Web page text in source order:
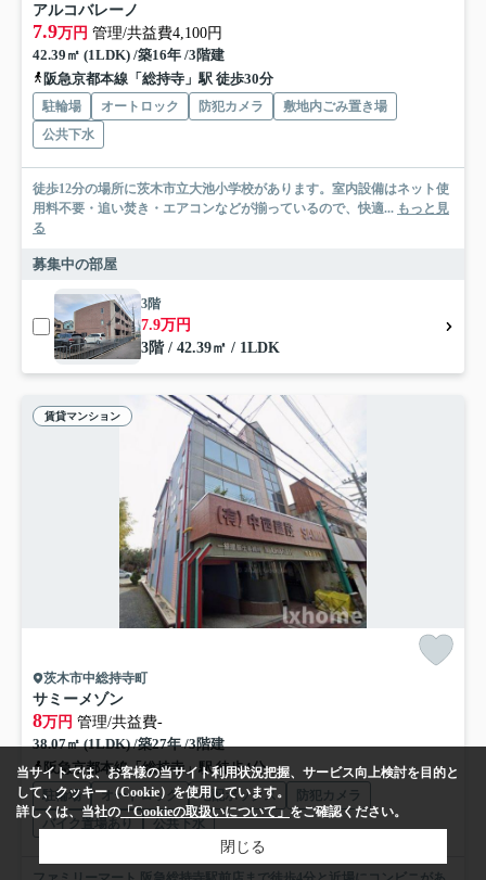
アルコバレーノ
7.9万円 管理/共益費4,100円
42.39㎡ (1LDK) /築16年 /3階建
阪急京都本線「総持寺」駅 徒歩30分
駐輪場 オートロック 防犯カメラ
敷地内ごみ置き場
公共下水
徒歩12分の場所に茨木市立大池小学校があります。室内設備はネット使
用料不要・追い焚き・エアコンなどが揃っているので、快適... もっと見
る
募集中の部屋
3階
7.9万円
3階 / 42.39㎡ / 1LDK
賃貸マンション
茨木市中総持寺町
サミーメゾン
8万円 管理/共益費-
38.07㎡ (1LDK) /築27年 /3階建
阪急京都本線「総持寺」駅 徒歩4分
駐輪場 オートロック 宅配ボックス
防犯カメラ
バイク置場あり
公共下水
当サイトでは、お客様の当サイト利用状況把握、サービス向上検討を目的と
して、クッキー（Cookie）を使用しています。
詳しくは、当社の「Cookieの取扱いについて」 をご確認ください。
閉じる